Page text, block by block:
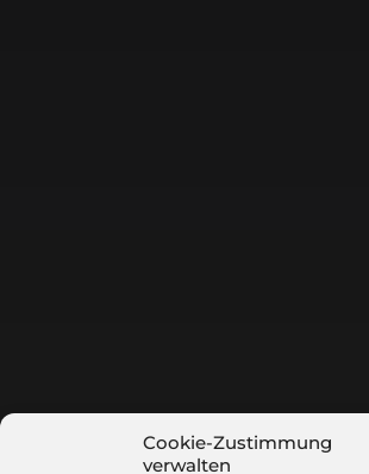
Cookie-Zustimmung
verwalten